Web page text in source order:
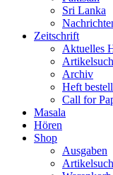
Sri Lanka
Zeitschrift
Aktuelles
Archiv
Heft
Call for
Masala
Hören
Shop
Ausgaben